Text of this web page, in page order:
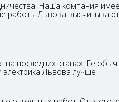
Наша компания
работы Львова
на последних этапах. Ее
электрика Львова лучше